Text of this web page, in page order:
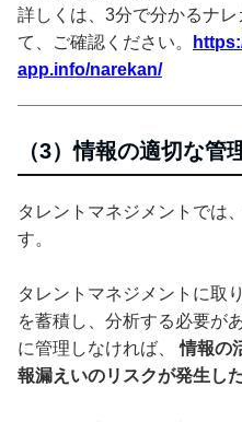
詳しくは、3分で分かるナ
て、ご確認ください。
app.info/narekan/
（3）情報の適切な管
タレントマネジメントでは
す。
タレントマネジメントに取
を蓄積し、分析する必要が
に管理しなければ、情報の
報漏えいのリスクが発生し